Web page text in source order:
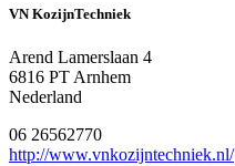
VN KozijnTechniek
Arend Lamerslaan 4
6816 PT Arnhem
Nederland
06 26562770
http://www.vnkozijntechniek.nl/